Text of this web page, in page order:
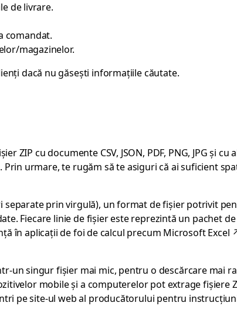
de livrare.
comandat.
magazinelor.
dacă nu găsești informațiile căutate.
ZIP cu documente CSV, JSON, PDF, PNG, JPG și
urmare, te rugăm să te asiguri că ai suficient
separate prin virgulă), un format de fișier potrivit
Fiecare linie de fișier este reprezintă un pachet
în aplicații de foi de calcul precum Microsoft Excel
un singur fișier mai mic, pentru o descărcare mai
mobile și a computerelor pot extrage fișiere
pe site-ul web al producătorului pentru